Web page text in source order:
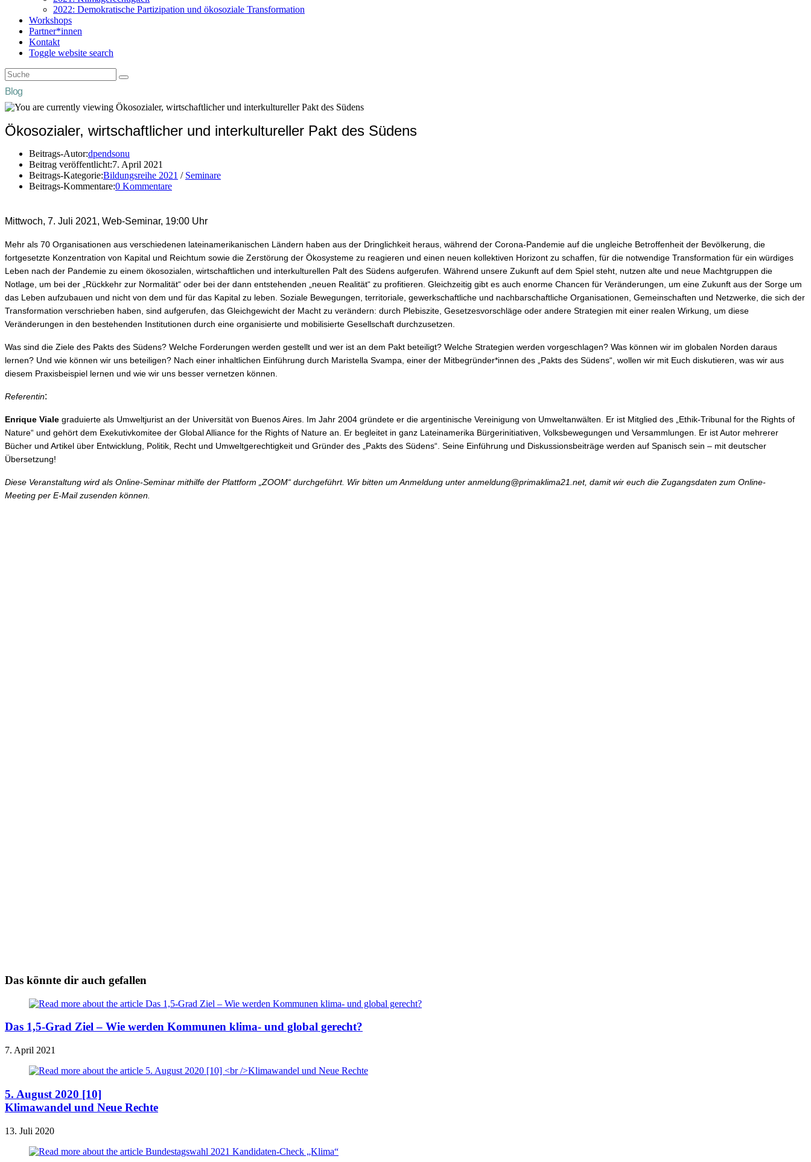
2022: Demokratische Partizipation und ökosoziale Transformation
Workshops
Partner*innen
Kontakt
Toggle website search
Blog
Ökosozialer, wirtschaftlicher und interkultureller Pakt des Südens
Beitrags-Autor:dpendsonu
Beitrag veröffentlicht:7. April 2021
Beitrags-Kategorie:Bildungsreihe 2021 / Seminare
Beitrags-Kommentare:0 Kommentare
Mittwoch, 7. Juli 2021, Web-Seminar, 19:00 Uhr
Mehr als 70 Organisationen aus verschiedenen lateinamerikanischen Ländern haben aus der Dringlichkeit heraus, während der Corona-Pandemie auf die ungleiche Betroffenheit der Bevölkerung, die
fortgesetzte Konzentration von Kapital und Reichtum sowie die Zerstörung der Ökosysteme zu reagieren und einen neuen kollektiven Horizont zu schaffen, für die notwendige Transformation für ein würdiges
Leben nach der Pandemie zu einem ökosozialen, wirtschaftlichen und interkulturellen Palt des Südens aufgerufen. Während unsere Zukunft auf dem Spiel steht, nutzen alte und neue Machtgruppen die
Notlage, um bei der „Rückkehr zur Normalität“ oder bei der dann entstehenden „neuen Realität“ zu profitieren. Gleichzeitig gibt es auch enorme Chancen für Veränderungen, um eine Zukunft aus der Sorge um
das Leben aufzubauen und nicht von dem und für das Kapital zu leben. Soziale Bewegungen, territoriale, gewerkschaftliche und nachbarschaftliche Organisationen, Gemeinschaften und Netzwerke, die sich der
Transformation verschrieben haben, sind aufgerufen, das Gleichgewicht der Macht zu verändern: durch Plebiszite, Gesetzesvorschläge oder andere Strategien mit einer realen Wirkung, um diese
Veränderungen in den bestehenden Institutionen durch eine organisierte und mobilisierte Gesellschaft durchzusetzen.
Was sind die Ziele des Pakts des Südens? Welche Forderungen werden gestellt und wer ist an dem Pakt beteiligt? Welche Strategien werden vorgeschlagen? Was können wir im globalen Norden daraus
lernen? Und wie können wir uns beteiligen? Nach einer inhaltlichen Einführung durch Maristella Svampa, einer der Mitbegründer*innen des „Pakts des Südens“, wollen wir mit Euch diskutieren, was wir aus
diesem Praxisbeispiel lernen und wie wir uns besser vernetzen können.
Referentin:
Enrique Viale graduierte als Umweltjurist an der Universität von Buenos Aires. Im Jahr 2004 gründete er die argentinische Vereinigung von Umweltanwälten. Er ist Mitglied des „Ethik-Tribunal for the Rights of
Nature“ und gehört dem Exekutivkomitee der Global Alliance for the Rights of Nature an. Er begleitet in ganz Lateinamerika Bürgerinitiativen, Volksbewegungen und Versammlungen. Er ist Autor mehrerer
Bücher und Artikel über Entwicklung, Politik, Recht und Umweltgerechtigkeit und Gründer des „Pakts des Südens“. Seine Einführung und Diskussionsbeiträge werden auf Spanisch sein – mit deutscher
Übersetzung!
Diese Veranstaltung wird als Online-Seminar mithilfe der Plattform „ZOOM“ durchgeführt. Wir bitten um Anmeldung unter anmeldung@primaklima21.net, damit wir euch die Zugangsdaten zum Online-
Meeting per E-Mail zusenden können.
Das könnte dir auch gefallen
Das 1,5-Grad Ziel – Wie werden Kommunen klima- und global gerecht?
7. April 2021
5. August 2020 [10]
Klimawandel und Neue Rechte
13. Juli 2020